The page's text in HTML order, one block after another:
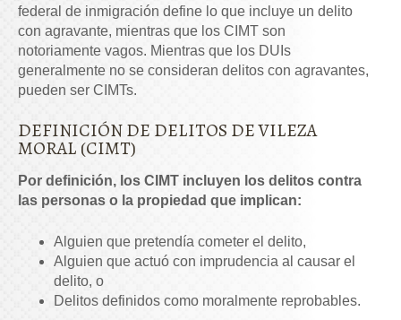
federal de inmigración define lo que incluye un delito
con agravante, mientras que los CIMT son
notoriamente vagos. Mientras que los DUIs
generalmente no se consideran delitos con agravantes,
pueden ser CIMTs.
DEFINICIÓN DE DELITOS DE VILEZA
MORAL (CIMT)
Por definición, los CIMT incluyen los delitos contra
las personas o la propiedad que implican:
Alguien que pretendía cometer el delito,
Alguien que actuó con imprudencia al causar el
delito, o
Delitos definidos como moralmente reprobables.